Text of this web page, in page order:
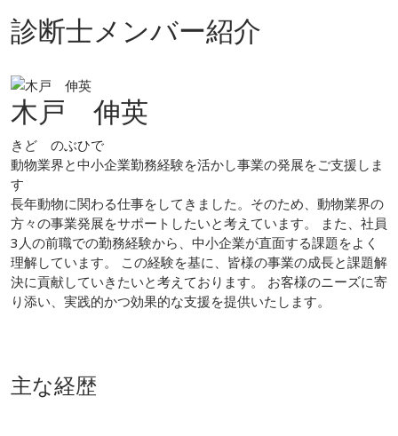
診断士メンバー紹介
木戸 伸英
きど のぶひで
動物業界と中小企業勤務経験を活かし事業の発展をご支援しま
す
長年動物に関わる仕事をしてきました。そのため、動物業界の
方々の事業発展をサポートしたいと考えています。 また、社員
3人の前職での勤務経験から、中小企業が直面する課題をよく
理解しています。 この経験を基に、皆様の事業の成長と課題解
決に貢献していきたいと考えております。 お客様のニーズに寄
り添い、実践的かつ効果的な支援を提供いたします。
主な経歴